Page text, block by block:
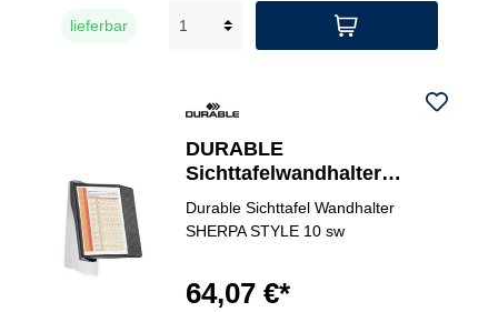
lieferbar
DURABLE
Sichttafelwandhalter
SHERPA® STYLE WALL 10
Durable Sichttafel Wandhalter
SHERPA STYLE 10 sw
64,07 €*